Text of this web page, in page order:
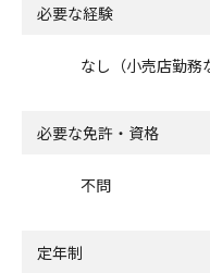
必要な経験
なし（小売店勤務
必要な免許・資格
不問
定年制